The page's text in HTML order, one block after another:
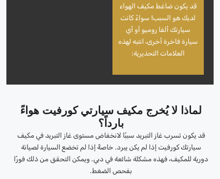
قد يكون ضاغط مكيف الهواء
لديك هو السبب! سواءً كانت
سيارتك ألفا روميو أو أي
سيارة فاخرة أخرى، انتبه لهذه
العلامات التحذيرية:
لماذا لا يُخرج مكيف سيارتي كورفيت هواءً
بارداً؟
قد يكون تسرب غاز التبريد سببًا لانخفاض مستوى غاز التبريد في مكيف
سيارتك كورفيت إذا لم يكن يبرد. خاصةً إذا لم تخضع السيارة لصيانة
دورية للمكيف، فهذه مشكلة شائعة في دبي. ويمكن التحقق من ذلك فورًا
بفحص الضغط.